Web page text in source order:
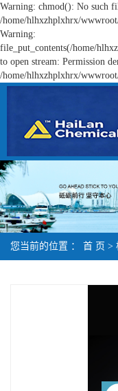
Warning: chmod(): No such
/home/hlhxzhplxhrx/
Warning:
file_put_contents(/home/
to open stream: Permission
/home/hlhxzhplxhrx/
您当前的位置 ： 首 页 >